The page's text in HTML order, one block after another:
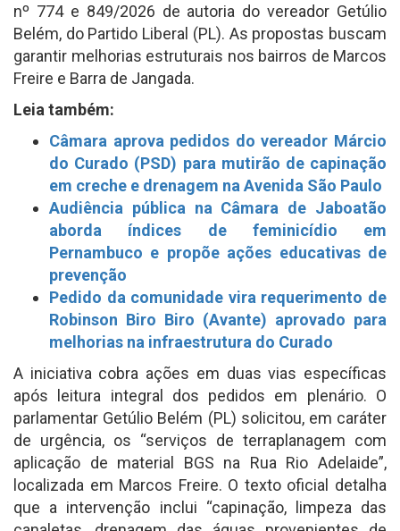
nº 774 e 849/2026 de autoria do vereador Getúlio
Belém, do Partido Liberal (PL). As propostas buscam
garantir melhorias estruturais nos bairros de Marcos
Freire e Barra de Jangada.
Leia também:
Câmara aprova pedidos do vereador Márcio
do Curado (PSD) para mutirão de capinação
em creche e drenagem na Avenida São Paulo
Audiência pública na Câmara de Jaboatão
aborda índices de feminicídio em
Pernambuco e propõe ações educativas de
prevenção
Pedido da comunidade vira requerimento de
Robinson Biro Biro (Avante) aprovado para
melhorias na infraestrutura do Curado
A iniciativa cobra ações em duas vias específicas
após leitura integral dos pedidos em plenário. O
parlamentar Getúlio Belém (PL) solicitou, em caráter
de urgência, os “serviços de terraplanagem com
aplicação de material BGS na Rua Rio Adelaide”,
localizada em Marcos Freire. O texto oficial detalha
que a intervenção inclui “capinação, limpeza das